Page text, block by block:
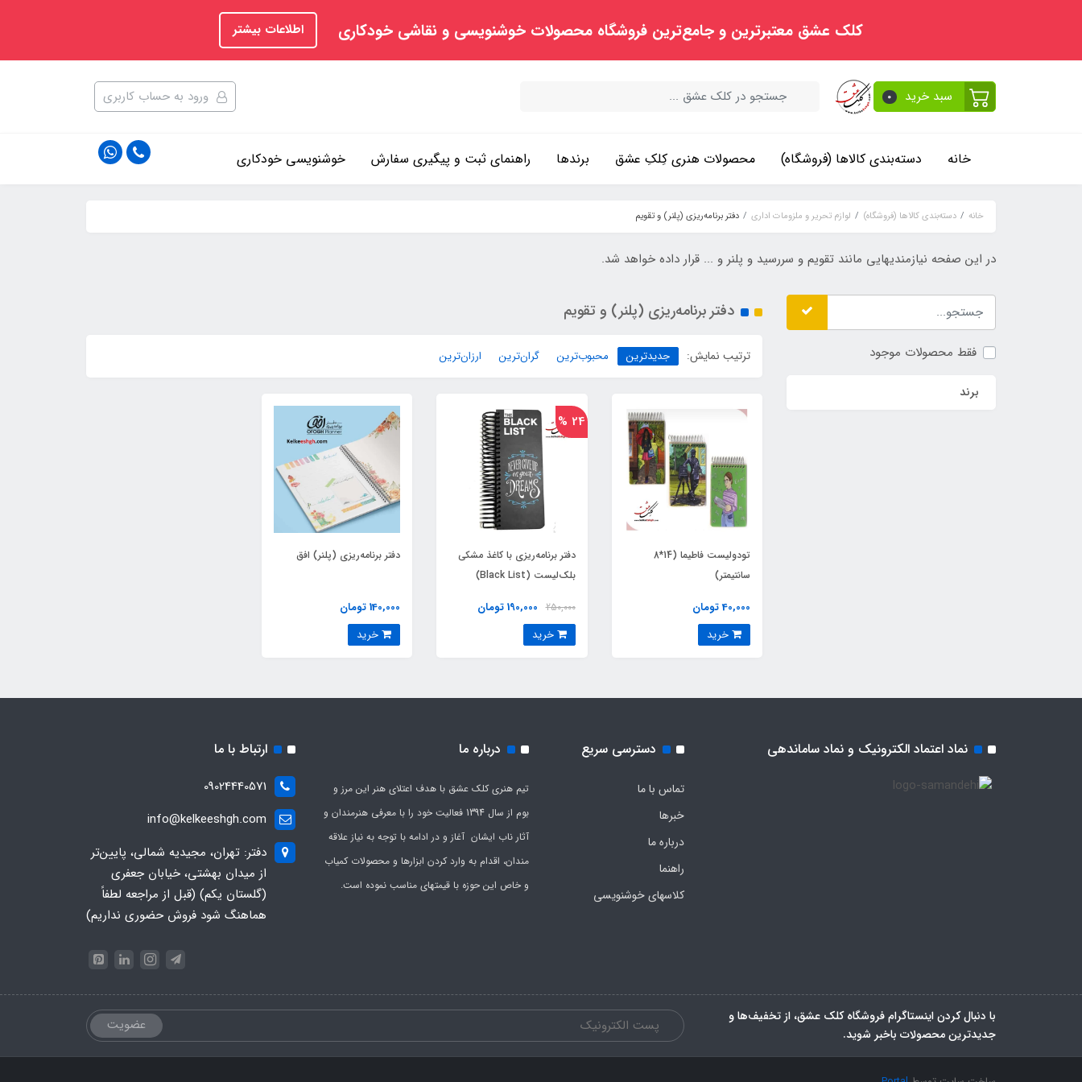
کلک عشق معتبرترین و جامع‌ترین فروشگاه محصولات خوشنویسی و نقاشی خودکاری اطلاعات بیشتر
سبد خرید 0 ورود به حساب کاربری
خانه دسته‌بندی کالاها (فروشگاه) محصولات هنری کِلکِ عشق برندها راهنمای ثبت و پیگیری سفارش خوشنویسی خودکاری
خانه دسته‌بندی کالاها (فروشگاه) لوازم تحریر و ملزومات اداری دفتر برنامه‌ریزی (پلنر) و تقویم
در این صفحه نیازمندیهایی مانند تقویم و سررسید و پلنر و ... قرار داده خواهد شد.
فقط محصولات موجود
برند
دفتر برنامه‌ریزی (پلنر) و تقویم
ترتیب نمایش: جدیدترین محبوب‌ترین گران‌ترین ارزان‌ترین
تودولیست فاطیما (14*8
سانتیمتر)
40,000 تومان
24 %
دفتر برنامه‌ریزی با کاغذ مشکی
بلک‌لیست (Black List)
250,000 190,000 تومان
خرید
دفتر برنامه‌ریزی (پلنر) افق
140,000 تومان
نماد اعتماد الکترونیک و نماد ساماندهی دسترسی سریع
تماس با ما
خبرها
درباره ما
راهنما
کلاسهای خوشنویسی
درباره ما
تیم هنری کلک عشق با هدف اعتلای هنر این مرز و
بوم از سال 1394 فعالیت خود را با معرفی هنرمندان و
آثار ناب ایشان آغاز و در ادامه با توجه به نیاز علاقه
مندان، اقدام به وارد کردن ابزارها و محصولات کمیاب
و خاص این حوزه با قیمتهای مناسب نموده است.
ارتباط با ما
09024440571
info@kelkeeshgh.com
دفتر: تهران، مجیدیه شمالی، پایین‌تر
از میدان بهشتی، خیابان جعفری
(گلستان یکم) (قبل از مراجعه لطفاً
هماهنگ شود فروش حضوری نداریم)
با دنبال کردن اینستاگرام فروشگاه کلک عشق، از تخفیف‌ها و
جدیدترین‌ محصولات باخبر شوید.
عضویت